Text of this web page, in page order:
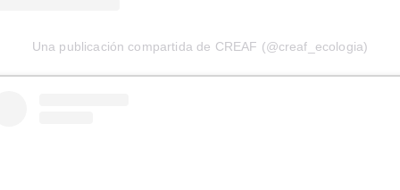
Una publicación compartida de CREAF (@creaf_ecologia)